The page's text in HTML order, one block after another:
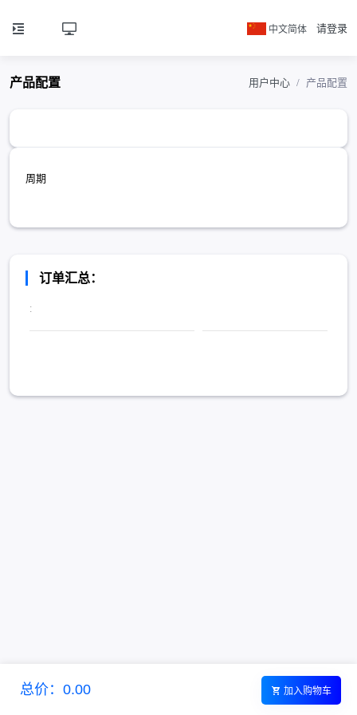
中文简体 请登录
产品配置 用户中心 产品配置
周期
订单汇总：
:
总价：0.00 加入购物车